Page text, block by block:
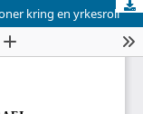
kring en yrkesroll